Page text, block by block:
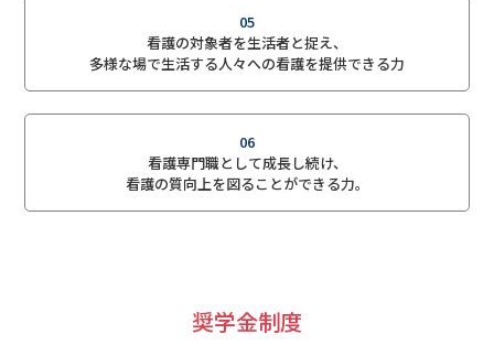
05
看護の対象者を生活者と捉え、
多様な場で生活する人々への看護を提供できる力
06
看護専門職として成長し続け、
看護の質向上を図ることができる力。
奨学金制度